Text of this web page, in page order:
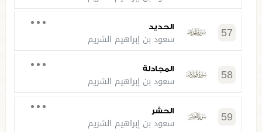
57 الحديد
سعود بن إبراهيم الشريم
58 المجادلة
سعود بن إبراهيم الشريم
59 الحشر
سعود بن إبراهيم الشريم